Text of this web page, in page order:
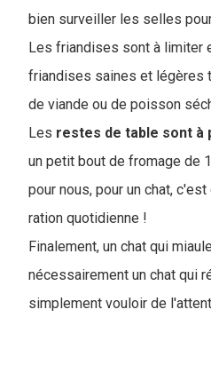
bien surveiller les selles
Les friandises sont à limiter
friandises saines et légères
de viande ou de poisson
Les restes de table sont
un petit bout de fromage de
pour nous, pour un chat,
ration quotidienne !
Finalement, un chat qui
nécessairement un chat qui
simplement vouloir de